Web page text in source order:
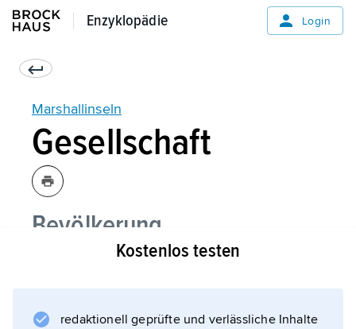
Enzyklopädie
Enzyklopädie Login
Marshallinseln
Gesellschaft
Bevölkerung
Kostenlos testen
redaktionell geprüfte und verlässliche Inhalte